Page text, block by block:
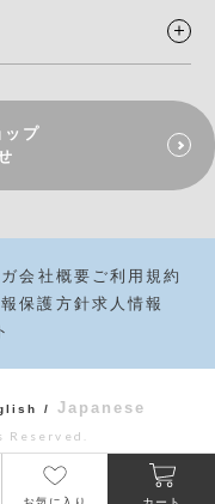
ップ
会社概要 ご利用規約
保護方針求人情報
/ Japanese